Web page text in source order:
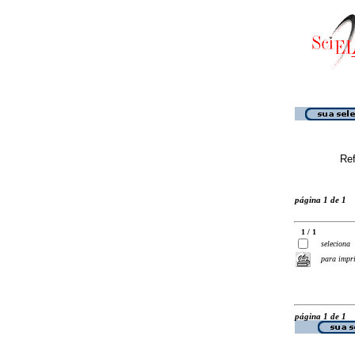
página 1 de 1
1 / 1
seleciona
para
página 1 de 1